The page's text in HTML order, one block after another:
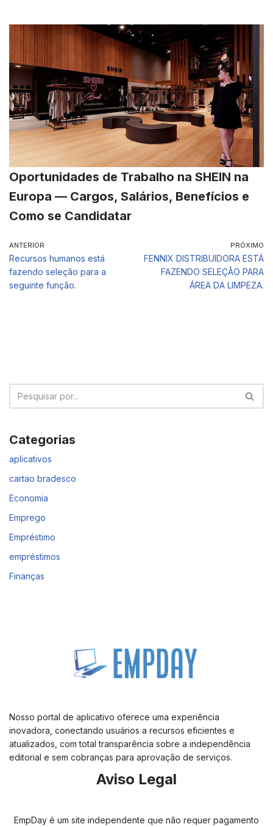
Oportunidades de Trabalho na SHEIN na
Europa — Cargos, Salários, Benefícios e
Como se Candidatar
ANTERIOR
Recursos humanos está
fazendo seleção para a
seguinte função.
PRÓXIMO
FENNIX DISTRIBUIDORA ESTÁ
FAZENDO SELEÇÃO PARA
ÁREA DA LIMPEZA.
Categorias
aplicativos
cartao bradesco
Economia
Emprego
Empréstimo
empréstimos
Finanças
Nosso portal de aplicativo oferece uma experiência
inovadora, conectando usuários a recursos eficientes e
atualizados, com total transparência sobre a independência
editorial e sem cobranças para aprovação de serviços.
Aviso Legal
EmpDay é um site independente que não requer pagamento